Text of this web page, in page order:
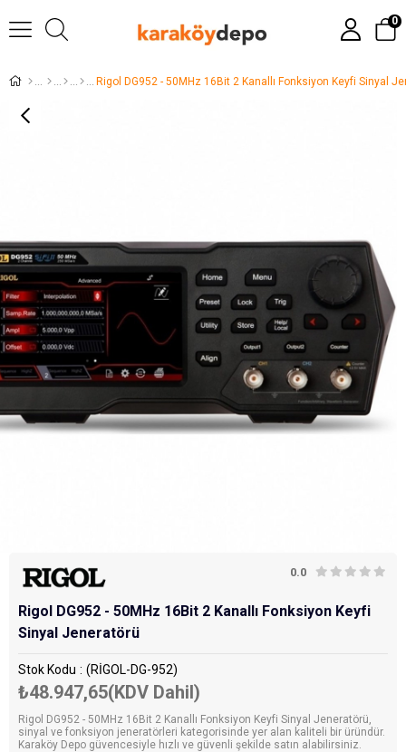
0
Rigol DG952 - 50MHz 16Bit 2 Kanallı Fonksiyon Keyfi Sinyal
0.0
Rigol DG952 - 50MHz 16Bit 2 Kanallı Fonksiyon Keyfi
Sinyal Jeneratörü
Stok Kodu (RİGOL-DG-952)
₺48.947,65(KDV Dahil)
Rigol DG952 - 50MHz 16Bit 2 Kanallı Fonksiyon Keyfi Sinyal Jeneratörü,
sinyal ve fonksiyon jeneratörleri kategorisinde yer alan kaliteli bir üründür.
Karaköy Depo güvencesiyle hızlı ve güvenli şekilde satın alabilirsiniz.